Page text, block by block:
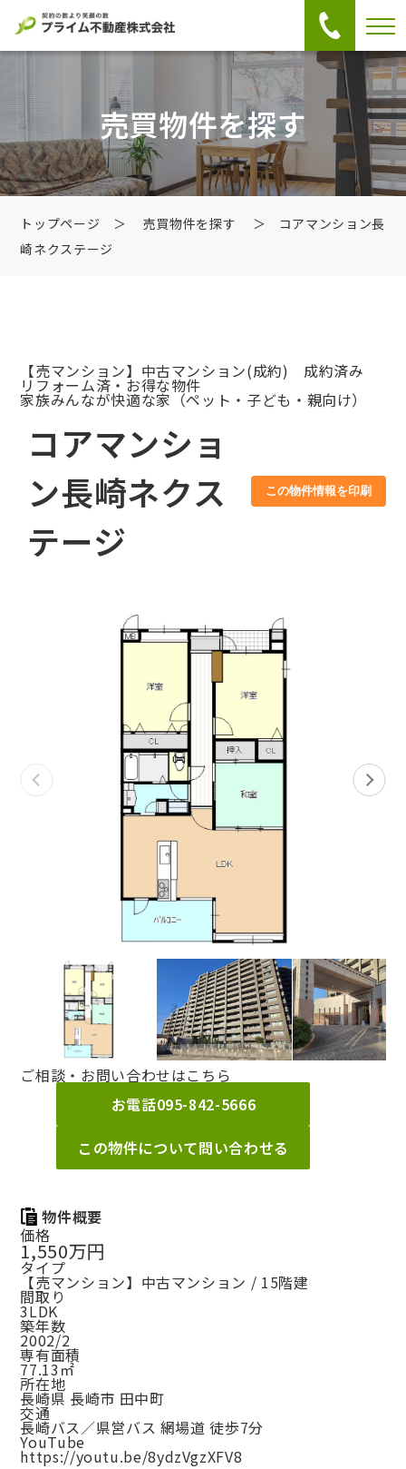
売買物件を探す
トップページ ＞ 売買物件を探す
＞ コアマンション長
崎ネクステージ
【売マンション】中古マンション(成約) 成約済み
リフォーム済・お得な物件
家族みんなが快適な家（ペット・子ども・親向け）
コアマンショ
ン長崎ネクス
テージ
この物件情報を印刷
ご相談・お問い合わせはこちら
お電話095-842-5666
この物件について問い合わせる
物件概要
価格
1,550万円
タイプ
【売マンション】中古マンション / 15階建
間取り
3LDK
築年数
2002/2
専有面積
77.13㎡
所在地
長崎県 長崎市 田中町
交通
長崎バス／県営バス 網場道 徒歩7分
YouTube
https://youtu.be/8ydzVgzXFV8